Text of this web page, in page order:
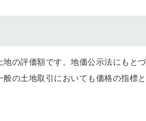
の評価額です。地価公示法にもと
の土地取引においても価格の指標